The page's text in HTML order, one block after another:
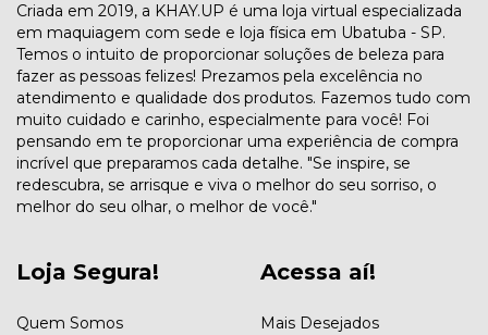
Criada em 2019, a KHAY.UP é uma loja virtual especializada
em maquiagem com sede e loja física em Ubatuba - SP.
Temos o intuito de proporcionar soluções de beleza para
fazer as pessoas felizes! Prezamos pela excelência no
atendimento e qualidade dos produtos. Fazemos tudo com
muito cuidado e carinho, especialmente para você! Foi
pensando em te proporcionar uma experiência de compra
incrível que preparamos cada detalhe. "Se inspire, se
redescubra, se arrisque e viva o melhor do seu sorriso, o
melhor do seu olhar, o melhor de você."
Loja Segura!
Quem Somos
Acessa aí!
Mais Desejados